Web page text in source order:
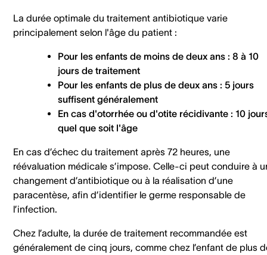
La durée optimale du traitement antibiotique varie
principalement selon l'âge du patient :
Pour les enfants de moins de deux ans : 8 à 10
jours de traitement
Pour les enfants de plus de deux ans : 5 jours
suffisent généralement
En cas d'otorrhée ou d'otite récidivante : 10
quel que soit l'âge
En cas d’échec du traitement après 72 heures, une
réévaluation médicale s’impose. Celle-ci peut conduire à
changement d’antibiotique ou à la réalisation d’une
paracentèse, afin d’identifier le germe responsable de
l’infection.
Chez l’adulte, la durée de traitement recommandée est
généralement de cinq jours, comme chez l’enfant de plus